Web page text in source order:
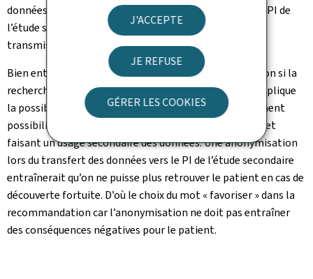
J'ACCEPTE
JE REFUSE
GÉRER LES COOKIES
données à transmettre par le PI de l’étude primaire au PI de
l’étude secondaire devraient être anonymisées avant
transmission.
Bien entendu cette recommandation demande réflexion si la
recherche primaire (avec données pseudonymisées) implique
la possibilité de découvertes fortuites et qu’il y également
possibilité de découverte fortuite dans le cadre du projet
faisant un usage secondaire des données. Une anonymisation
lors du transfert des données vers le PI de l’étude secondaire
entraînerait qu’on ne puisse plus retrouver le patient en cas de
découverte fortuite. D’où le choix du mot « favoriser » dans la
recommandation car l’anonymisation ne doit pas entraîner
des conséquences négatives pour le patient.